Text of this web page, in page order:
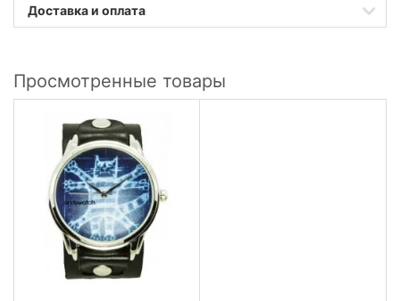
Доставка и оплата
Просмотренные товары